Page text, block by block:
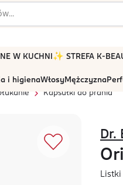
W KUCHNI ✨ STREFA K-
i higienaWłosyMężczyzna
Kapsułki do prania
Dr.
Listki